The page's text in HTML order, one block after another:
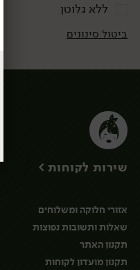
ללא גלוטן
ביטול סינונים
שירות לקוחות >
אזורי חלוקה ומשלוחים
שאלות ותשובות נפוצות
תקנון האתר
תקנון מועדון לקוחות